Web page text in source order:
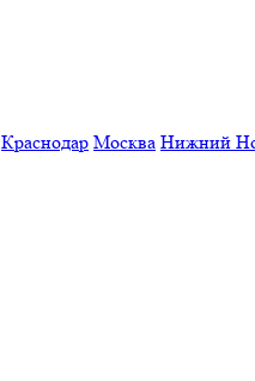
Краснодар Москва Нижний